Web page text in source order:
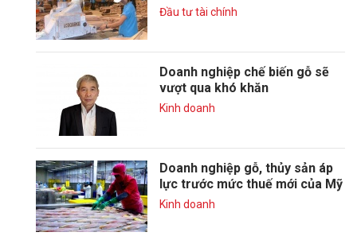
Đầu tư tài chính
Doanh nghiệp chế biến gỗ sẽ
vượt qua khó khăn
Kinh doanh
Doanh nghiệp gỗ, thủy sản áp
lực trước mức thuế mới của Mỹ
Kinh doanh